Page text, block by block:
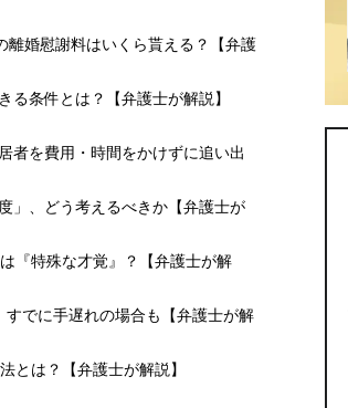
離婚慰謝料はいくら貰える？【弁護
る条件とは？【弁護士が解説】
者を費用・時間をかけずに追い出
」、どう考えるべきか【弁護士が
『特殊な才覚』？【弁護士が解
すでに手遅れの場合も【弁護士が解
とは？【弁護士が解説】